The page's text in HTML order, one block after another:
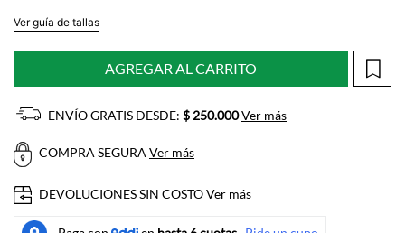
Ver guía de tallas
AGREGAR AL CARRITO
ENVÍO GRATIS DESDE: $ 250.000Ver más
COMPRA SEGURAVer más
DEVOLUCIONES SIN COSTOVer más